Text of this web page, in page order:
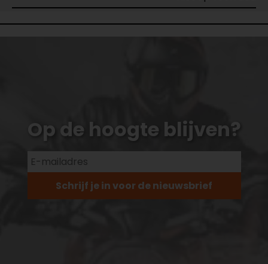
Op de hoogte blijven?
Schrijf je in voor de nieuwsbrief